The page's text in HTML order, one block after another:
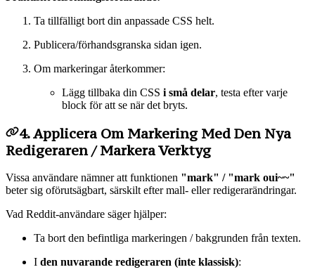
Ta tillfälligt bort din anpassade CSS helt.
Publicera/förhandsgranska sidan igen.
Om markeringar återkommer:
Lägg tillbaka din CSS i små delar, testa efter varje
block för att se när det bryts.
4. Applicera Om Markering Med Den Nya
Redigeraren / Markera Verktyg
Vissa användare nämner att funktionen "mark" / "mark oui~~"
beter sig oförutsägbart, särskilt efter mall- eller redigerarändringar.
Vad Reddit-användare säger hjälper:
Ta bort den befintliga markeringen / bakgrunden från texten.
I den nuvarande redigeraren (inte klassisk):